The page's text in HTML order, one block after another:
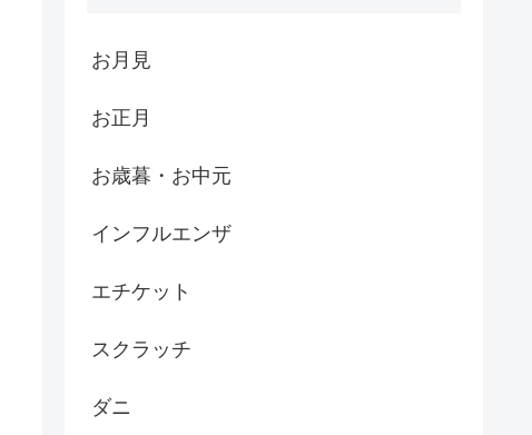
お月見
お正月
お歳暮・お中元
インフルエンザ
エチケット
スクラッチ
ダニ